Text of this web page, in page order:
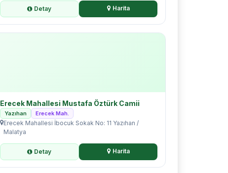
Detay Harita
Erecek Mahallesi Mustafa Öztürk Camii
Yazıhan Erecek Mah.
Erecek Mahallesi İbocuk Sokak No: 11 Yazıhan /
Malatya
Detay Harita